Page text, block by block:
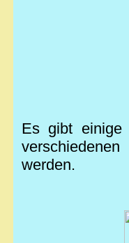
Es gibt einige
werden.